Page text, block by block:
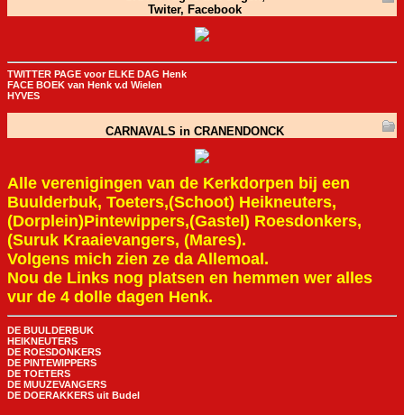
Twiter, Facebook
TWITTER PAGE voor ELKE DAG Henk
FACE BOEK van Henk v.d Wielen
HYVES
CARNAVALS in CRANENDONCK
Alle verenigingen van de Kerkdorpen bij een
Buulderbuk, Toeters,(Schoot) Heikneuters,
(Dorplein)Pintewippers,(Gastel) Roesdonkers,
(Suruk Kraaievangers, (Mares).
Volgens mich zien ze da Allemoal.
Nou de Links nog platsen en hemmen wer alles
vur de 4 dolle dagen Henk.
DE BUULDERBUK
HEIKNEUTERS
DE ROESDONKERS
DE PINTEWIPPERS
DE TOETERS
DE MUUZEVANGERS
DE DOERAKKERS uit Budel